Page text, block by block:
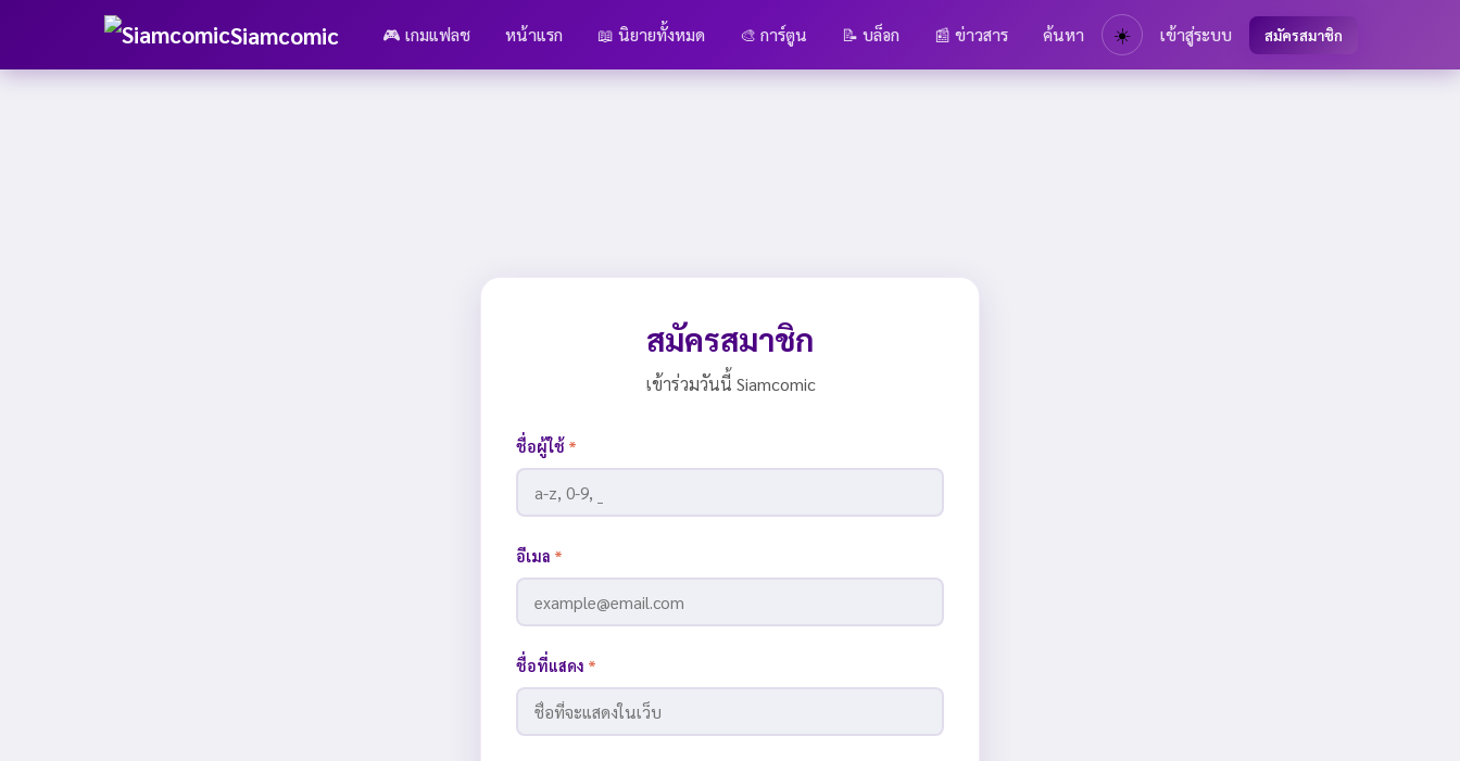
Siamcomic 🎮 เกมแฟลช หน้าแรก 📖 นิยายทั้งหมด 🎨 การ์ตูน 📝 บล็อก 📰 ข่าวสาร ค้นหา ☀️ เข้าสู่ระบบ สมัครสมาชิก
สมัครสมาชิก
เข้าร่วมวันนี้ Siamcomic
ชื่อผู้ใช้ *
อีเมล *
ชื่อที่แสดง *